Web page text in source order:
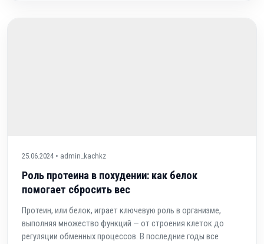
25.06.2024 • admin_kachkz
Роль протеина в похудении: как белок
помогает сбросить вес
Протеин, или белок, играет ключевую роль в организме,
выполняя множество функций — от строения клеток до
регуляции обменных процессов. В последние годы все